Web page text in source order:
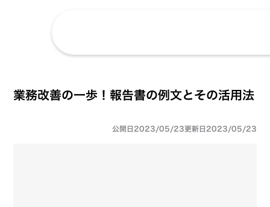
業務改善の一歩！報告書の例文とその活用法
公開日2023/05/23更新日2023/05/23